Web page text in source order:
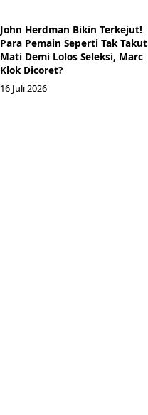
John Herdman Bikin Terkejut!
Para Pemain Seperti Tak Takut
Mati Demi Lolos Seleksi, Marc
Klok Dicoret?
16 Juli 2026